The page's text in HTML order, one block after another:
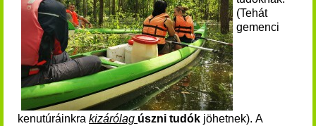
(Tehát
gemenci
kenutúráinkra kizárólag úszni tudók jöhetnek). A